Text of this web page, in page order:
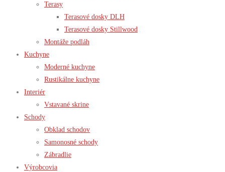
Terasy
Terasové dosky DLH
Terasové dosky Stillwood
Montáže podláh
Kuchyne
Moderné kuchyne
Rustikálne kuchyne
Interiér
Vstavané skrine
Schody
Obklad schodov
Samonosné schody
Zábradlie
Výrobcovia